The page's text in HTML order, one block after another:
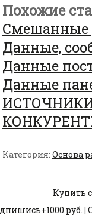
Похожие
Смешанные
Данные,
Данные
Данные
Категория: Основа
Купить
руб. |